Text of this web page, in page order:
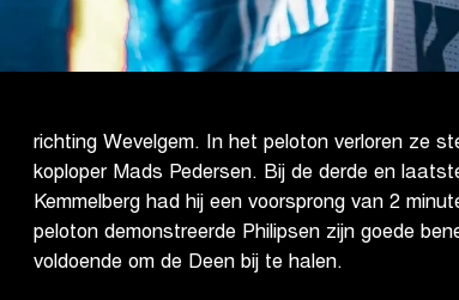
richting Wevelgem. In het peloton verloren ze
koploper Mads Pedersen. Bij de derde en
Kemmelberg had hij een voorsprong van 2
peloton demonstreerde Philipsen zijn goede
voldoende om de Deen bij te halen.